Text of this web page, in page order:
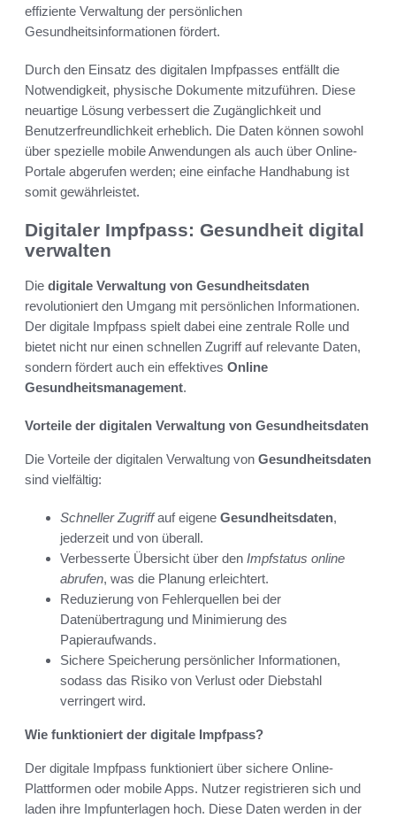
effiziente Verwaltung der persönlichen
Gesundheitsinformationen fördert.
Durch den Einsatz des digitalen Impfpasses entfällt die
Notwendigkeit, physische Dokumente mitzuführen. Diese
neuartige Lösung verbessert die Zugänglichkeit und
Benutzerfreundlichkeit erheblich. Die Daten können sowohl
über spezielle mobile Anwendungen als auch über Online-
Portale abgerufen werden; eine einfache Handhabung ist
somit gewährleistet.
Digitaler Impfpass: Gesundheit digital
verwalten
Die digitale Verwaltung von Gesundheitsdaten
revolutioniert den Umgang mit persönlichen Informationen.
Der digitale Impfpass spielt dabei eine zentrale Rolle und
bietet nicht nur einen schnellen Zugriff auf relevante Daten,
sondern fördert auch ein effektives Online
Gesundheitsmanagement.
Vorteile der digitalen Verwaltung von Gesundheitsdaten
Die Vorteile der digitalen Verwaltung von Gesundheitsdaten
sind vielfältig:
Schneller Zugriffauf eigene Gesundheitsdaten,
jederzeit und von überall.
Verbesserte Übersicht über den Impfstatus online
abrufen, was die Planung erleichtert.
Reduzierung von Fehlerquellen bei der
Datenübertragung und Minimierung des
Papieraufwands.
Sichere Speicherung persönlicher Informationen,
sodass das Risiko von Verlust oder Diebstahl
verringert wird.
Wie funktioniert der digitale Impfpass?
Der digitale Impfpass funktioniert über sichere Online-
Plattformen oder mobile Apps. Nutzer registrieren sich und
laden ihre Impfunterlagen hoch. Diese Daten werden in der